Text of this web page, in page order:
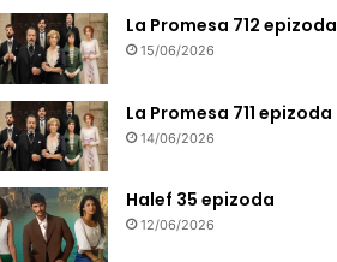
La Promesa 712 epizoda
15/06/2026
La Promesa 711 epizoda
14/06/2026
Halef 35 epizoda
12/06/2026